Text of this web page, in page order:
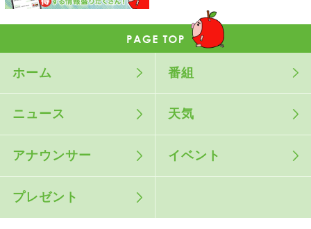
ホーム 番組
ニュース 天気
アナウンサー イベント
プレゼント